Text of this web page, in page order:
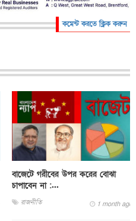
কমেন্ট করতে ক্লিক করুন
বাজেটে গরীবের উপর করের বোঝা
চাপাবেন না :...
রাজনীতি 1 month ago